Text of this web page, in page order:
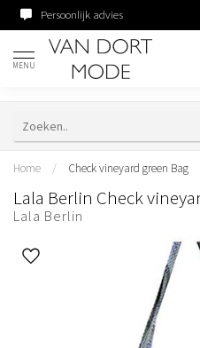
Persoonlijk advies
MENU
Home / Check vineyard green Bag
Lala Berlin Check
Lala Berlin